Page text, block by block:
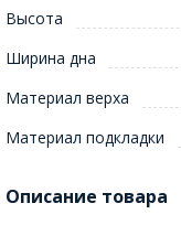
Высота
Ширина дна
Материал верха
Материал подкладки
Описание товара